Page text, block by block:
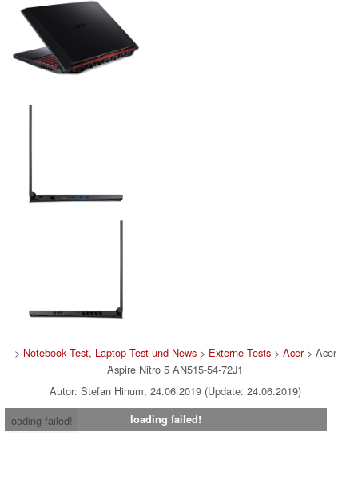
> Notebook Test, Laptop Test und News> Externe Tests> Acer> Acer
Aspire Nitro 5 AN515-54-72J1
Autor: Stefan Hinum, 24.06.2019 (Update: 24.06.2019)
loading failed!
loading failed!